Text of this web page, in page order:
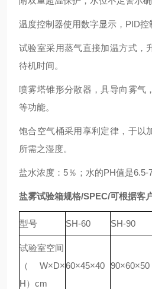
温度控制器使用数字显示，PID控
试验室采用蒸气直接加温方式，
待机时间。
喷雾塔锥形分散器，具导向雾气
等功能。
饱合空气桶采用享利定律，于以
所需之湿度。
盐水浓度：5％；水的PH值是6.5-
盐雾试验箱规格/SPEC/可根据客
型号 SH-60 SH-90
试验室空间
（W×D×
H）cm
60×45×40 90×60×50